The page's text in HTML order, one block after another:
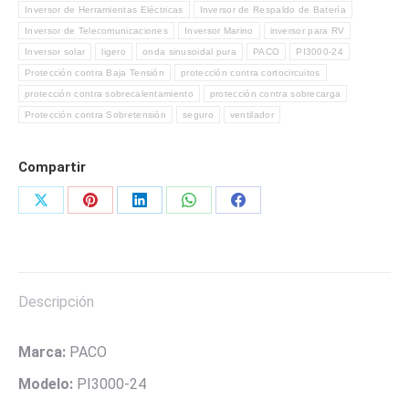
26.09
Amperios.
Entrada
24V
/
125A
Salida
PACO
Inversor de Herramientas Eléctricas Inversor de Respaldo de Batería
Inversor de Telecomunicaciones Inversor Marino inversor para RV
Inversor solar ligero onda sinusoidal pura PACO PI3000-24
Protección contra Baja Tensión protección contra cortocircuitos
protección contra sobrecalentamiento protección contra sobrecarga
Protección contra Sobretensión seguro ventilador
Compartir
Share
Share
Share
Share
Share
Descripción
Marca: PACO
Modelo: PI3000-24